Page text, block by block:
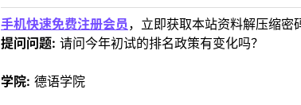
手机快速免费注册会员 ，立即获取本站资料解压缩密
提问问题: 请问今年初试的排名政策有变化吗？
学院: 德语学院